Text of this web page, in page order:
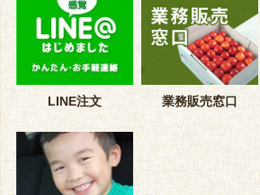
LINE注文 業務販売窓口